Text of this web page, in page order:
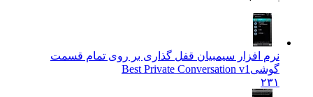
نرم افزار سیمبیان قفل گذاری بر روی تمام قسمت
Best Private Conversation v1